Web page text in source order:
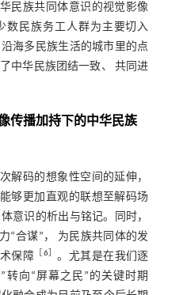
民族共同体意识的视觉影像
数民族务工人群为主要切入
海多民族生活的城市里的点
中华民族团结一致、 共同进
传播加持下的中华民族
解码的想象性空间的延伸，
够更加直观的联想至解码场
意识的析出与铭记。同时，
“合谋”， 为民族共同体的发
保障
6］ 。尤其是在我们逐
转向“屏幕之民”的关键时期